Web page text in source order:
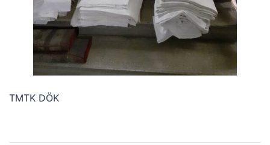
TMTK DÖK